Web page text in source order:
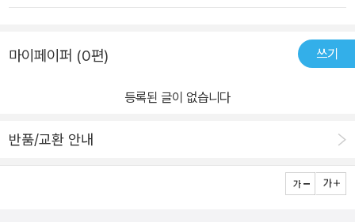
자의 몫이다. 훈련이 힘들고 지겨워질 때면 박지성 선수의 화려한 축
회화 #영어회화의결정적상황들<출판사로부터 도서를 제공받아 작
그렇게 공부만 할 수 있는 사람도 드물겠지만 영어공부만 하고 살 수
는 없잖아요....학원을 가서 실제로 원어민과 대화하면 제일 좋겠지만
돈/에너지/뇌를 절약해주는 책에서 해답을 찾자는 결론을 내렸는데,
심지어 내용이 흥미진진하다면 정말 좋지 아니한가! ㅎㅎ영어와 한국
다는 점을 착안해서영어의 감각을 최대한 살리고 한국어의 뉘앙스를
가장 잘 전달할 수 있게 구성한20개의 대화가 패턴, 표현, 발음까지
온 책이 있어서영어 회화책 한 권 소개해 드릴께요~!!​<< 영어 회화의
리쉬' (looklook english) 를 운영하시며저희의 영어 실력 향상에 꾸
는 원래 유튜브 채널에서영어 회화를 공부를 하기위해서여러채널들
은 내용들이 많아서 이미 '룩룩잉글리쉬'로 영어공부를 하고 있던중
n 출판사의 이 글을 저는개인적으로 좋아해요'홀로 하는 공부라서 외
마이페이퍼 (0편) 쓰기
등록된 글이 없습니다
반품/교환 안내